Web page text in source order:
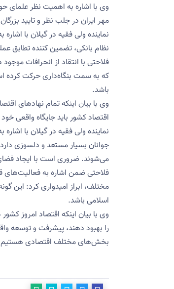
وی با اشاره به اهمیت نظر علمای
مهر ایران در جلب نظر و تایید
نماینده ولی فقیه در گیلان با
نظام بانکی، تضمین کننده تطابق
فلاحتی با انتقاد از انحرافات
که به سمت بنگاه‌داری حرکت کرده
باشد.
وی با بیان اینکه تمام نهادهای
اقتصاد کشور باید جایگاه واقعی خود
نماینده ولی فقیه در گیلان با
جوانان بسیار مستعد و دلسوزی
می‌شوند. ضروری است با ایجاد
فلاحتی ضمن اشاره به فعالیت‌های
مختلف، ابراز امیدواری کرد: این
اسلامی باشد.
وی با بیان اینکه اقتصاد امروز
را بهبود دهند، پیشرفت و توسعه
بخش‌های مختلف اقتصادی هستیم